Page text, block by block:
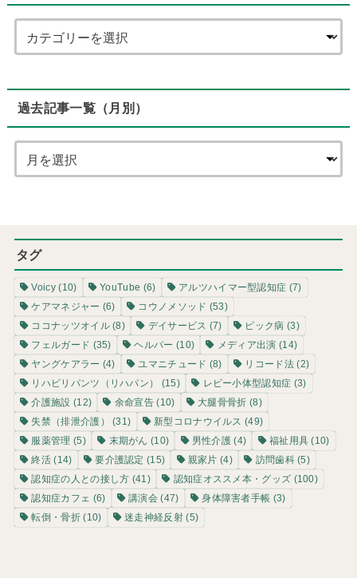
過去記事一覧（月別）
タグ
Voicy(10) YouTube (6) アルツハイマー型認知症 (7)
ケアマネジャー (6) コウノメソッド (53)
ココナッツオイル(8) デイサービス (7) ピック病 (3)
フェルガード (35) ヘルパー (10) メディア出演 (14)
ヤングケアラー (4) ユマニチュード (8) リコード法(2)
リハビリパンツ（リハパン）
(15) レビー小体型認知症 (3)
介護施設 (12) 余命宣告 (10) 大腿骨骨折 (8)
失禁（排泄介護）
(31) 新型コロナウイルス (49)
服薬管理 (5) 末期がん (10) 男性介護 (4) 福祉用具 (10)
終活 (14) 要介護認定 (15) 親家片 (4) 訪問歯科(5)
認知症の人との接し方 (41) 認知症オススメ本・グッズ (100)
認知症カフェ (6) 講演会 (47) 身体障害者手帳 (3)
転倒・骨折(10) 迷走神経反射(5)